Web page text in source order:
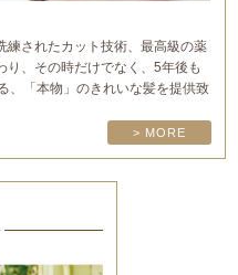
練されたカット技術、最高級の薬
り、その時だけでなく、5年後も
、「本物」のきれいな髪を提供致
> MORE